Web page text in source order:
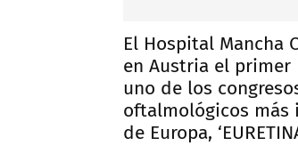
El Hospital Mancha
en Austria el primer
uno de los
oftalmológicos más
de Europa,